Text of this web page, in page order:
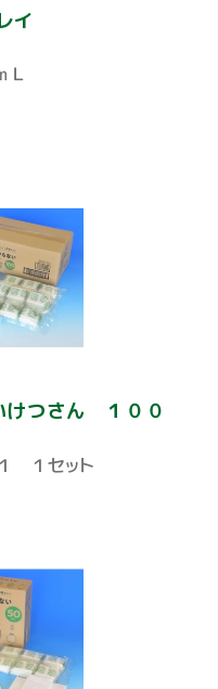
イ
Ｌ
けつさん １００
１セット